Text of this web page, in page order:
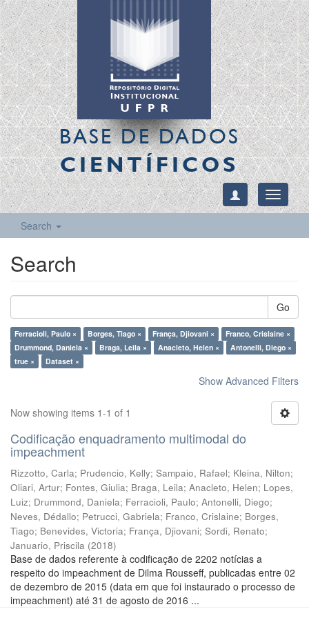
BASE DE DADOS
CIENTÍFICOS
Toggle
Search
Search
Go
Ferracioli, Paulo × Borges, Tiago × França, Djiovani ×
Franco, Crislaine ×
Drummond, Daniela ×
Braga, Leila × Anacleto, Helen ×
Antonelli, Diego ×
true ×
Dataset ×
Show Advanced Filters
Now showing items 1-1 of 1
Codificação enquadramento multimodal do
impeachment
Rizzotto, Carla; Prudencio, Kelly; Sampaio, Rafael; Kleina, Nilton;
Oliari, Artur; Fontes, Giulia; Braga, Leila; Anacleto, Helen; Lopes,
Luiz; Drummond, Daniela; Ferracioli, Paulo; Antonelli, Diego;
Neves, Dédallo; Petrucci, Gabriela; Franco, Crislaine; Borges,
Tiago; Benevides, Victoria; França, Djiovani; Sordi, Renato;
Januario, Priscila (2018)
Base de dados referente à codificação de 2202 notícias a
respeito do impeachment de Dilma Rousseff, publicadas entre 02
de dezembro de 2015 (data em que foi instaurado o processo de
impeachment) até 31 de agosto de 2016 ...